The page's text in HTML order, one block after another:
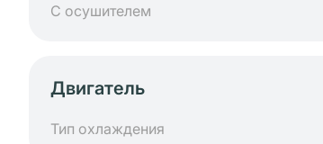
С осушителем
Двигатель
Тип охлаждения